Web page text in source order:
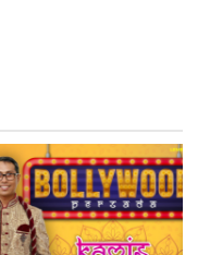
//3